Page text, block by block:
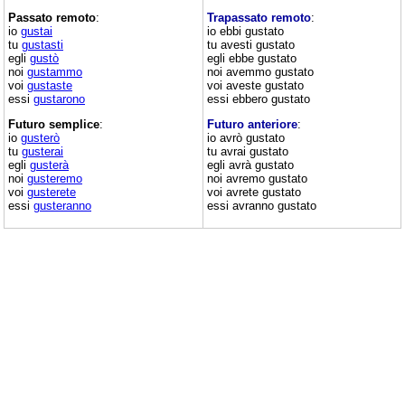
Passato remoto:
io gustai
tu gustasti
egli gustò
noi gustammo
voi gustaste
essi gustarono
Futuro semplice:
io gusterò
tu gusterai
egli gusterà
noi gusteremo
voi gusterete
essi gusteranno
Trapassato remoto:
io ebbi gustato
tu avesti gustato
egli ebbe gustato
noi avemmo gustato
voi aveste gustato
essi ebbero gustato
Futuro anteriore:
io avrò gustato
tu avrai gustato
egli avrà gustato
noi avremo gustato
voi avrete gustato
essi avranno gustato